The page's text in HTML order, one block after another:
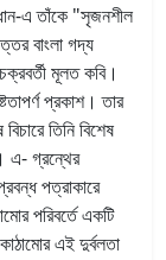
এ তাঁকে "সৃজনশীল
বাংলা গদ্য
মূলত কবি।
প্রকাশ। তার
তিনি বিশেষ
এ- গ্রন্থের
পত্রাকারে
পরিবর্তে একটি
এই দুর্বলতা